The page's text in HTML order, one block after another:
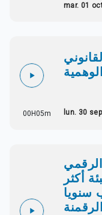
mar. 01
00H05m lun. 30
أكثر
سنويا